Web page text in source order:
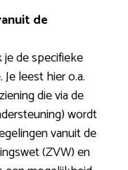
de
de specifieke
leest hier o.a.
die via de
wordt
vanuit de
(ZVW) en